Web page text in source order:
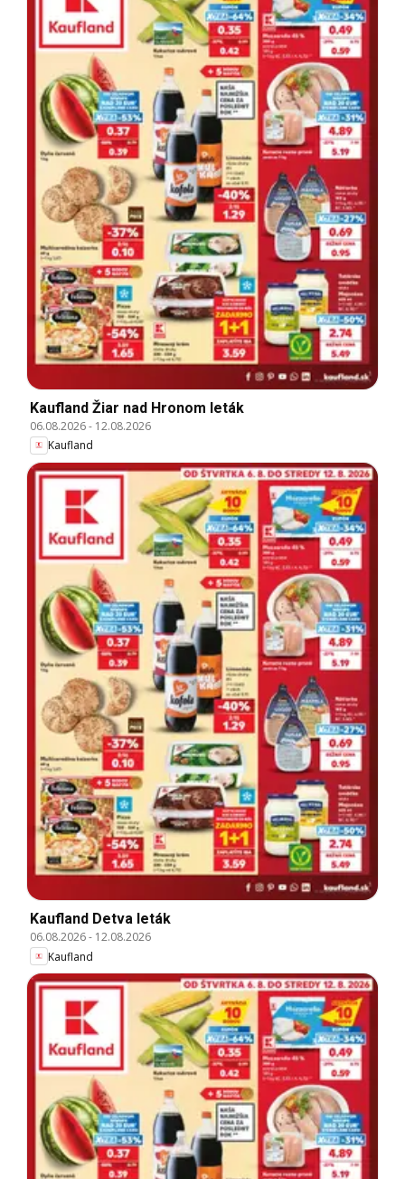
Kaufland Žiar nad Hronom leták
06.08.2026- 12.08.2026
Kaufland
Kaufland Detva leták
06.08.2026- 12.08.2026
Kaufland